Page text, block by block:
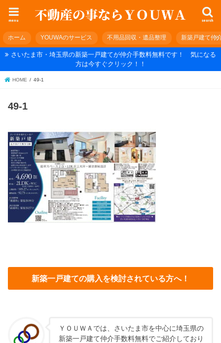
search
menu
ホーム YOUWAのサービス 不用品回収・遺品整理 新築戸建て仲
さいたま市・埼玉県の新築一戸建てが仲介手数料無料です！ 気になる
方は今すぐクリック！！
HOME 49-1
49-1
新築一戸建ての購入を検討されている方へ！
ＹＯＵＷＡでは、さいたま市を中心に埼玉県の
新築一戸建て仲介手数料無料でご紹介しており